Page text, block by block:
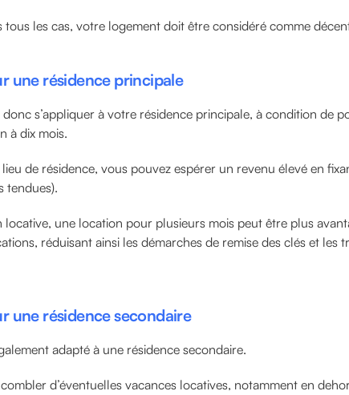
tous les cas, votre logement doit être considéré comme
une résidence principale
s’appliquer à votre résidence principale, à condition de
à dix mois.
de résidence, vous pouvez espérer un revenu élevé en
tendues).
locative, une location pour plusieurs mois peut être plus
réduisant ainsi les démarches de remise des clés et les
une résidence secondaire
adapté à une résidence secondaire.
d’éventuelles vacances locatives, notamment en